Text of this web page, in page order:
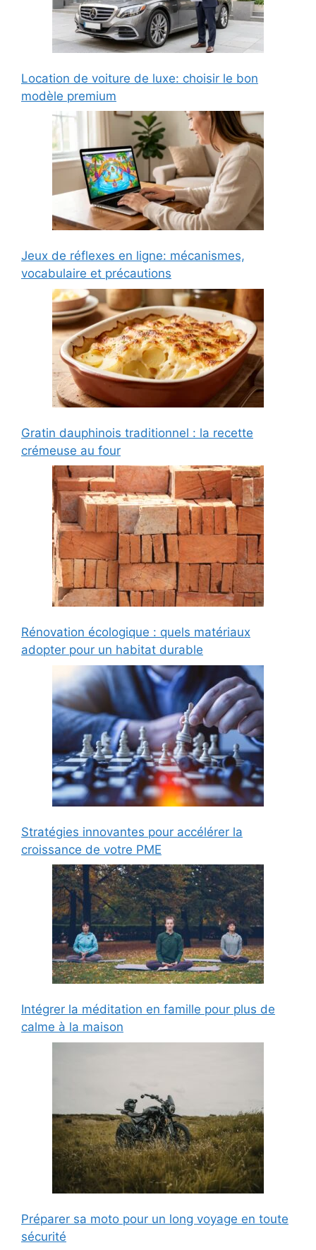
Location de voiture de luxe: choisir le bon
modèle premium
Jeux de réflexes en ligne: mécanismes,
vocabulaire et précautions
Gratin dauphinois traditionnel : la recette
crémeuse au four
Rénovation écologique : quels matériaux
adopter pour un habitat durable
Stratégies innovantes pour accélérer la
croissance de votre PME
Intégrer la méditation en famille pour plus de
calme à la maison
Préparer sa moto pour un long voyage en toute
sécurité